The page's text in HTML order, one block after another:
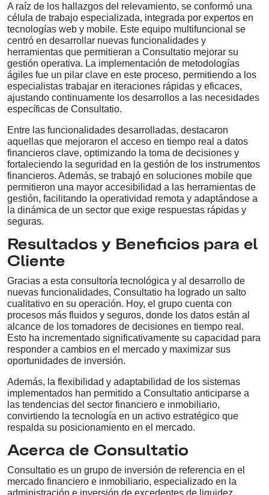
A raíz de los hallazgos del relevamiento, se conformó una
célula de trabajo especializada, integrada por expertos en
tecnologías web y mobile. Este equipo multifuncional se
centró en desarrollar nuevas funcionalidades y
herramientas que permitieran a Consultatio mejorar su
gestión operativa. La implementación de metodologías
ágiles fue un pilar clave en este proceso, permitiendo a los
especialistas trabajar en iteraciones rápidas y eficaces,
ajustando continuamente los desarrollos a las necesidades
específicas de Consultatio.
Entre las funcionalidades desarrolladas, destacaron
aquellas que mejoraron el acceso en tiempo real a datos
financieros clave, optimizando la toma de decisiones y
fortaleciendo la seguridad en la gestión de los instrumentos
financieros. Además, se trabajó en soluciones mobile que
permitieron una mayor accesibilidad a las herramientas de
gestión, facilitando la operatividad remota y adaptándose a
la dinámica de un sector que exige respuestas rápidas y
seguras.
Resultados y Beneficios para el
Cliente
Gracias a esta consultoría tecnológica y al desarrollo de
nuevas funcionalidades, Consultatio ha logrado un salto
cualitativo en su operación. Hoy, el grupo cuenta con
procesos más fluidos y seguros, donde los datos están al
alcance de los tomadores de decisiones en tiempo real.
Esto ha incrementado significativamente su capacidad para
responder a cambios en el mercado y maximizar sus
oportunidades de inversión.
Además, la flexibilidad y adaptabilidad de los sistemas
implementados han permitido a Consultatio anticiparse a
las tendencias del sector financiero e inmobiliario,
convirtiendo la tecnología en un activo estratégico que
respalda su posicionamiento en el mercado.
Acerca de Consultatio
Consultatio es un grupo de inversión de referencia en el
mercado financiero e inmobiliario, especializado en la
administración e inversión de excedentes de liquidez